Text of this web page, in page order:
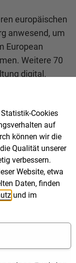
europäischen
anwesend, um
European
Weitere 70
digital.
fanden
Klima-
und
tauschten sich
aus und
Weg in
Kommune
Gold geehrt:
Cookies
auf
können wir die
Qualität unserer
verbessern.
Website, etwa
Daten, finden
und im